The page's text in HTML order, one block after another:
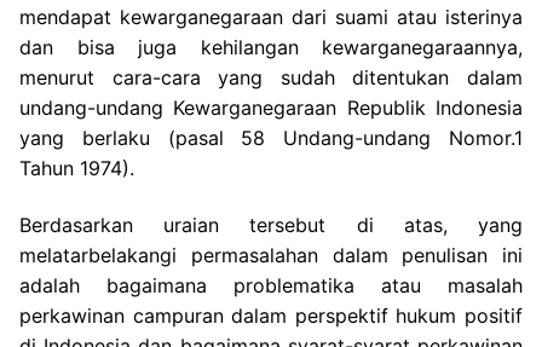
mendapat kewarganegaraan dari suami atau isterinya
dan bisa juga kehilangan kewarganegaraannya,
menurut cara-cara yang sudah ditentukan dalam
undang-undang Kewarganegaraan Republik Indonesia
yang berlaku (pasal 58 Undang-undang Nomor.1
Tahun 1974).
Berdasarkan uraian tersebut di atas, yang
melatarbelakangi permasalahan dalam penulisan ini
adalah bagaimana problematika atau masalah
perkawinan campuran dalam perspektif hukum positif